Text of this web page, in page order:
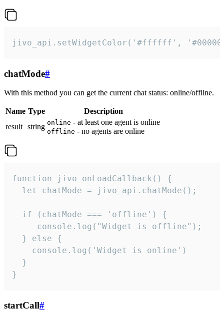
jivo_api.setWidgetColor('#ffffff',
chatMode#
With this method you can get the current chat status: online/offline.
Name Type
Description
result string online - at least one agent is online
offline - no agents are online
function jivo_onLoadCallback() {
  let chatMode = jivo_api.chatMode();
  if (chatMode === 'offline') {
     console.log("Widget is offline");
  } else {
    console.log('Widget is online')
  }
}
startCall#